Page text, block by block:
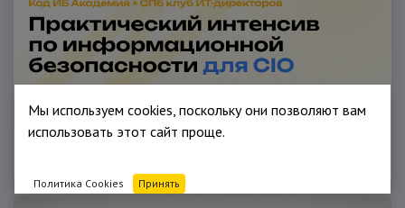
Мы используем cookies, поскольку они позволяют вам
использовать этот сайт проще.
Политика Cookies Принять